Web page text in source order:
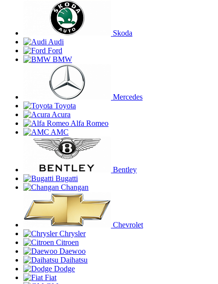
Skoda
Audi
Ford
BMW
Mercedes
Toyota
Acura
Alfa Romeo
AMC
Bentley
Bugatti
Changan
Chevrolet
Chrysler
Citroen
Daewoo
Daihatsu
Dodge
Fiat